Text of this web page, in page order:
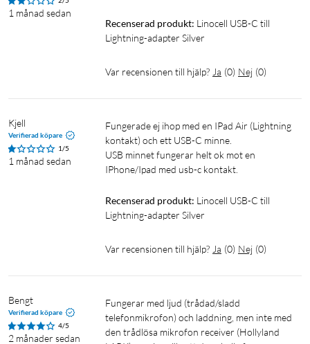
1 månad sedan
Recenserad produkt: Linocell USB-C till
Lightning-adapter Silver
Var recensionen till hjälp? Ja (0) Nej (0)
Kjell
Verifierad köpare
1/5
1 månad sedan
Fungerade ej ihop med en IPad Air (Lightning
kontakt) och ett USB-C minne.
USB minnet fungerar helt ok mot en
IPhone/Ipad med usb-c kontakt.
Recenserad produkt: Linocell USB-C till
Lightning-adapter Silver
Var recensionen till hjälp? Ja (0) Nej (0)
Bengt
Verifierad köpare
4/5
2 månader sedan
Fungerar med ljud (trådad/sladd
telefonmikrofon) och laddning, men inte med
den trådlösa mikrofon receiver (Hollyland